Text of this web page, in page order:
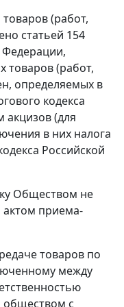
(работ,
статьей 154
Федерации,
товаров (работ,
определяемых в
кодекса
акцизов (для
в них налога
Российской
Обществом не
актом приема-
товаров по
между
обществом с